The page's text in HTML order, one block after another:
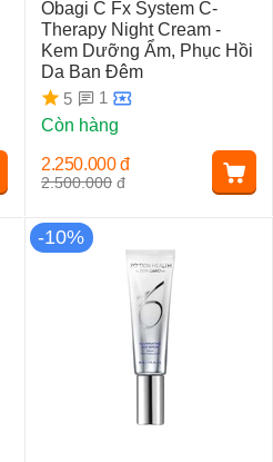
Obagi C Fx System C-
Therapy Night Cream -
Kem Dưỡng Ẩm, Phục Hồi
Da Ban Đêm
5
1
Còn hàng
2.500.000 đ
2.250.000 đ
-10%